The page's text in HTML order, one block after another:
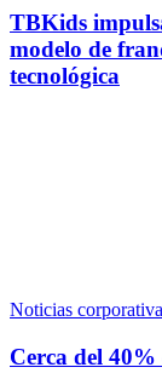
TBKids
modelo de
tecnológica
Noticias
Cerca del